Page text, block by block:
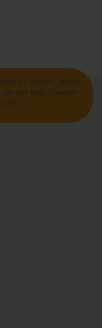
zu werden, lassen
der http://www.it-